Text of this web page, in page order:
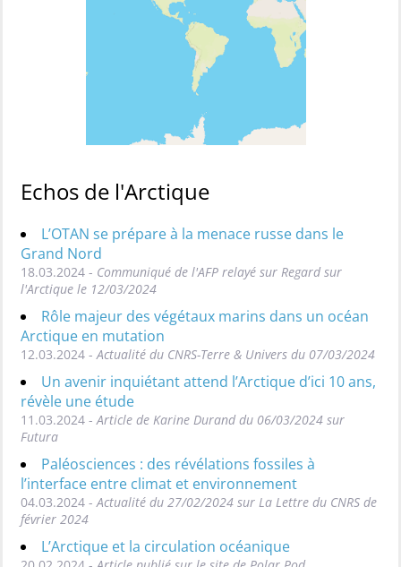
Echos de l'Arctique
L’OTAN se prépare à la menace russe dans le
Grand Nord
18.03.2024 - Communiqué de l'AFP relayé sur Regard sur
l'Arctique le 12/03/2024
Rôle majeur des végétaux marins dans un océan
Arctique en mutation
12.03.2024 - Actualité du CNRS-Terre & Univers du 07/03/2024
Un avenir inquiétant attend l’Arctique d’ici 10 ans,
révèle une étude
11.03.2024 - Article de Karine Durand du 06/03/2024 sur
Futura
Paléosciences : des révélations fossiles à
l’interface entre climat et environnement
04.03.2024 - Actualité du 27/02/2024 sur La Lettre du CNRS de
février 2024
L’Arctique et la circulation océanique